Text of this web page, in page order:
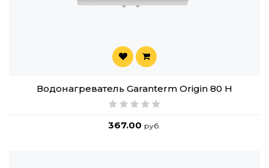
Водонагреватель Garanterm Origin 80 H
367.00 руб.